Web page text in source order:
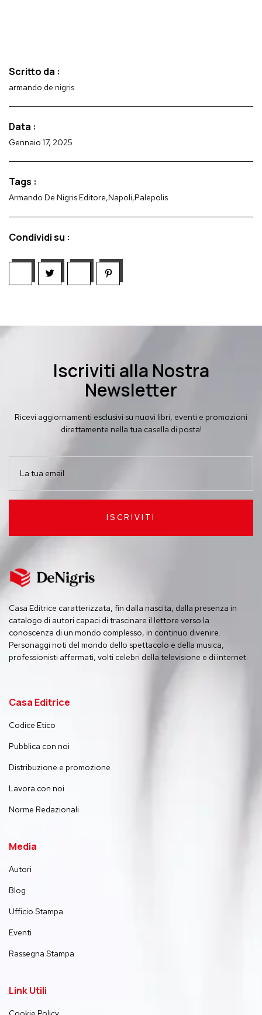
Scritto da :
armando de nigris
Data :
Gennaio 17, 2025
Tags :
Armando De Nigris Editore,Napoli,Palepolis
Condividi su :
Iscriviti alla Nostra
Newsletter
Ricevi aggiornamenti esclusivi su nuovi libri, eventi e promozioni
direttamente nella tua casella di posta!
ISCRIVITI
Casa Editrice caratterizzata, fin dalla nascita, dalla presenza in
catalogo di autori capaci di trascinare il lettore verso la
conoscenza di un mondo complesso, in continuo divenire.
Personaggi noti del mondo dello spettacolo e della musica,
professionisti affermati, volti celebri della televisione e di internet.
Casa Editrice
Codice Etico
Pubblica con noi
Distribuzione e promozione
Lavora con noi
Norme Redazionali
Media
Autori
Blog
Ufficio Stampa
Eventi
Rassegna Stampa
Link Utili